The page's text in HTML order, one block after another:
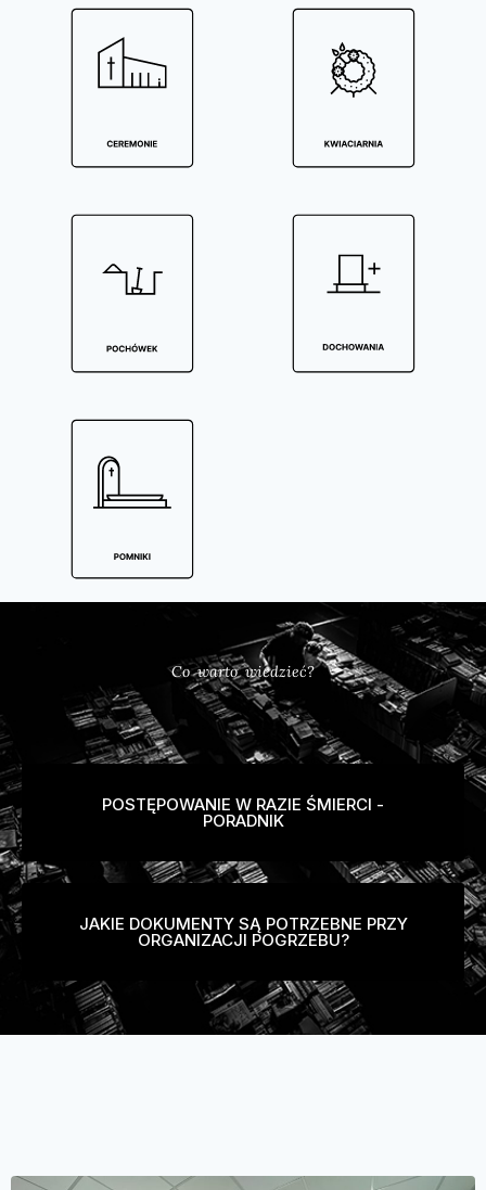
Co warto wiedzieć?
POSTĘPOWANIE W RAZIE ŚMIERCI -
PORADNIK
JAKIE DOKUMENTY SĄ POTRZEBNE PRZY
ORGANIZACJI POGRZEBU?